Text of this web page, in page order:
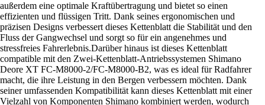
außerdem eine optimale Kraftübertragung und bietet so einen
effizienten und flüssigen Tritt. Dank seines ergonomischen und
präzisen Designs verbessert dieses Kettenblatt die Stabilität und den
Fluss der Gangwechsel und sorgt so für ein angenehmes und
stressfreies Fahrerlebnis.Darüber hinaus ist dieses Kettenblatt
compatible mit den Zwei-Kettenblatt-Antriebssystemen Shimano
Deore XT FC-M8000-2/FC-M8000-B2, was es ideal für Radfahrer
macht, die ihre Leistung in den Bergen verbessern möchten. Dank
seiner umfassenden Kompatibilität kann dieses Kettenblatt mit einer
Vielzahl von Komponenten Shimano kombiniert werden, wodurch